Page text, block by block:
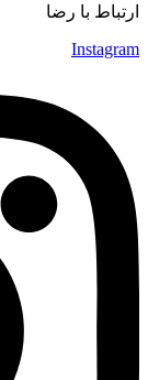
ارتباط با رضا
Instagram